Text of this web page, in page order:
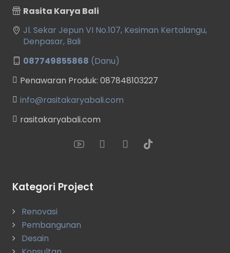
Rasita Karya Bali
Jl. Sekar Jepun VI No.107, Kesiman Kertalangu,
Denpasar, Bali
087749855868 (Danu)
Penawaran Produk: 087848103227
info@rasitakaryabali.com
rasitakaryabali.com
Kategori Project
Renovasi
Pembangunan
Desain